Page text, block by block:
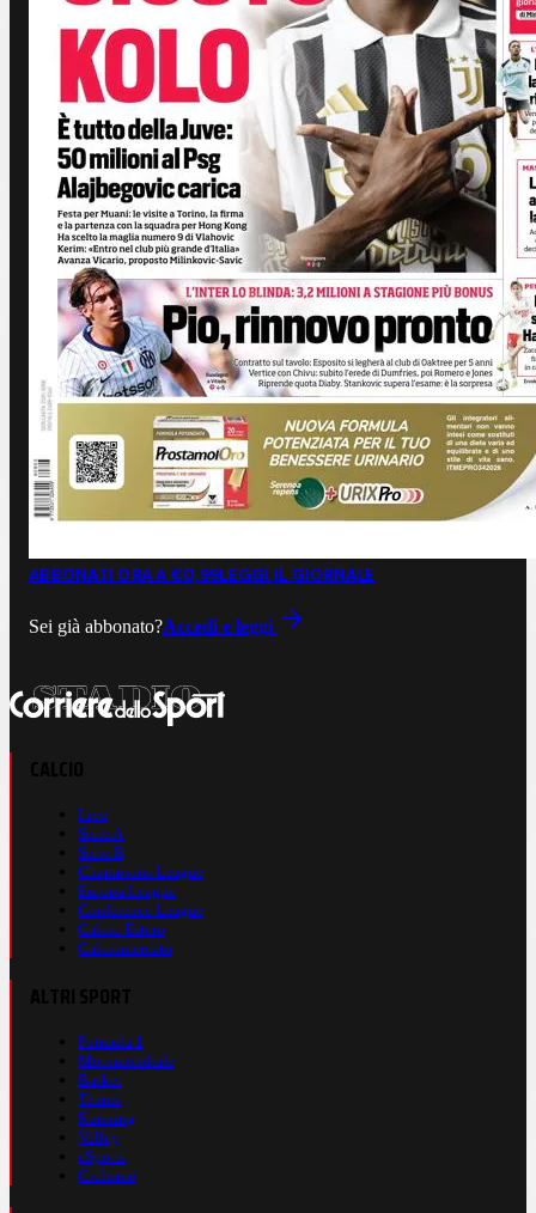
ABBONATI ORA A €0,99LEGGI IL GIORNALE
Sei già abbonato?Accedi e leggi
Live
Serie A
Serie B
Champions League
Europa League
Conference League
Calcio Estero
Calciomercato
Formula 1
Motomondiale
Basket
Tennis
Running
Volley
eSports
Ciclismo